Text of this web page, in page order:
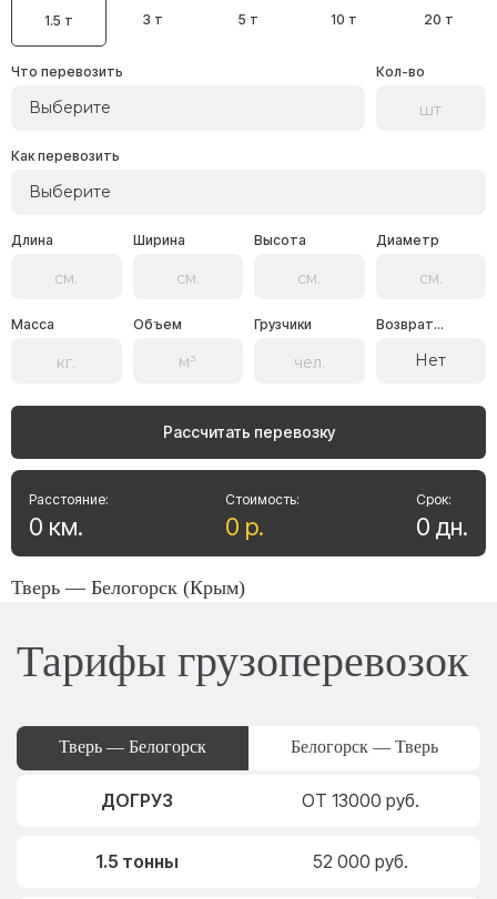
1.5 т 3 т 5 т 10 т 20 т
Что перевозить
Выберите
Кол-во
Как перевозить
Выберите
Длина Ширина Высота Диаметр
Масса Объем Грузчики Возврат...
Нет
Рассчитать перевозку
Стоимость:
0 р.
Расстояние:
0 км.
Срок:
0 дн.
Тверь — Белогорск (Крым)
Тарифы грузоперевозок
Тверь — Белогорск Белогорск — Тверь
ДОГРУЗ ОТ 13000 руб.
1.5 тонны 52 000 руб.